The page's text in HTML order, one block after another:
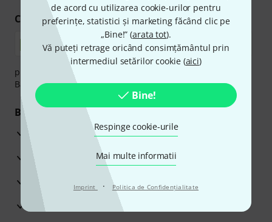
de acord cu utilizarea cookie-urilor pentru
preferințe, statistici și marketing făcând clic pe
„Bine!” (arata tot).
Vă puteți retrage oricând consimțământul prin
intermediul setărilor cookie (aici)
Bine!
Respinge cookie-urile
Mai multe informatii
Imprint · Politica de Confidenţialitate
Cumpărați și plătiți în siguranță
plata se poate efectua în siguranță cu Ramburs, Transfer
Bancar sau Card de credit.
Beneficiile tale
3 Ani Garanție Thomann
Garanţia returnării banilor în 30 de zile
Sfaturi de la experții noștri